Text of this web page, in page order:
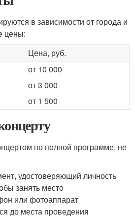
в зависимости от города и
цены:
Цена, руб.
от 10 000
от 3 000
от 1 500
по полной программе, не
удостоверяющий личность
занять место
или фотоаппарат
до места проведения